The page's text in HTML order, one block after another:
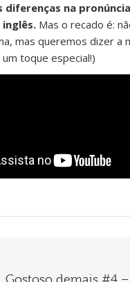
diferenças na
Mas o recado é:
mas queremos dizer a
toque especial!)